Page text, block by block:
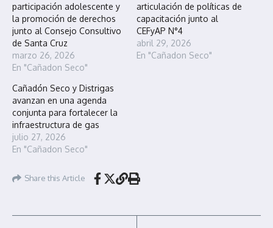
participación adolescente y
la promoción de derechos
junto al Consejo Consultivo
de Santa Cruz
marzo 26, 2026
En "Cañadon Seco"
articulación de políticas de
capacitación junto al
CEFyAP N°4
abril 29, 2026
En "Cañadon Seco"
Cañadón Seco y Distrigas
avanzan en una agenda
conjunta para fortalecer la
infraestructura de gas
julio 27, 2026
En "Cañadon Seco"
Share this Article